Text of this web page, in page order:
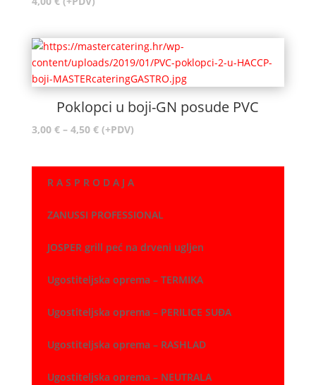
Poklopci u boji-GN posude PVC
3,00 € – 4,50 €Raspon
3,00 €
4,50 €
(+PDV)
R A S P R O D A J A
ZANUSSI PROFESSIONAL
JOSPER grill peć na drveni ugljen
Ugostiteljska oprema – TERMIKA
Ugostiteljska oprema – PERILICE SUĐA
Ugostiteljska oprema – RASHLAD
Ugostiteljska oprema – NEUTRALA